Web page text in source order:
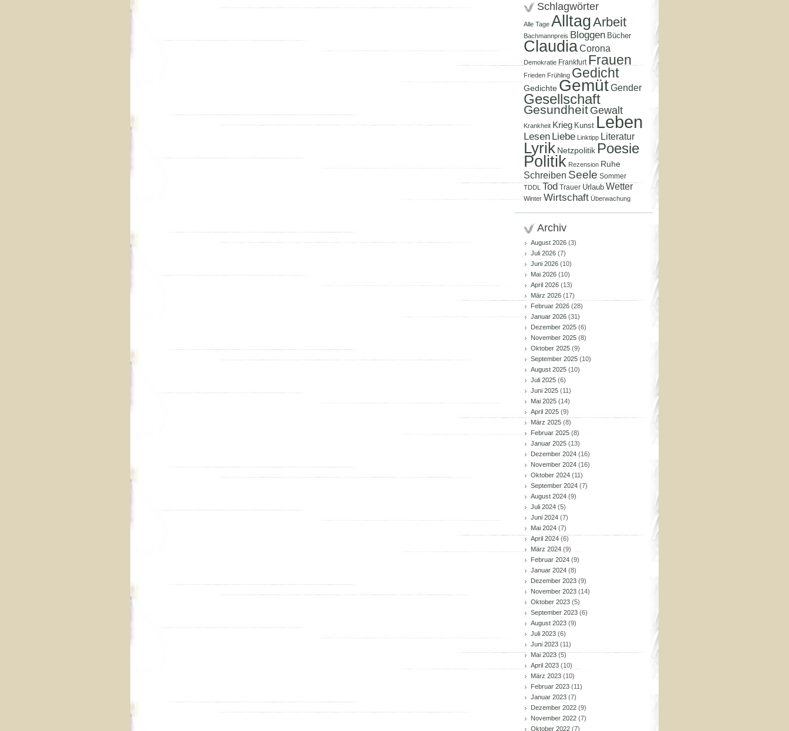
Schlagwörter
Alle Tage AlltagArbeit
Bachmannpreis Bloggen Bücher
ClaudiaCorona
Demokratie Frankfurt Frauen
Frieden Frühling Gedicht
Gedichte GemütGender
Gesellschaft
Gesundheit Gewalt
Krankheit Krieg Kunst Leben
Lesen Liebe Linktipp Literatur
Lyrik Netzpolitik Poesie
Politik Rezension Ruhe
Schreiben Seele Sommer
TDDL Tod Trauer Urlaub Wetter
Winter Wirtschaft Überwachung
Archiv
August 2026 (3)
Juli 2026 (7)
Juni 2026 (10)
Mai 2026 (10)
April 2026 (13)
März 2026 (17)
Februar 2026 (28)
Januar 2026 (31)
Dezember 2025 (6)
November 2025 (8)
Oktober 2025 (9)
September 2025 (10)
August 2025 (10)
Juli 2025 (6)
Juni 2025 (11)
Mai 2025 (14)
April 2025 (9)
März 2025 (8)
Februar 2025 (8)
Januar 2025 (13)
Dezember 2024 (16)
November 2024 (16)
Oktober 2024 (11)
September 2024 (7)
August 2024 (9)
Juli 2024 (5)
Juni 2024 (7)
Mai 2024 (7)
April 2024 (6)
März 2024 (9)
Februar 2024 (9)
Januar 2024 (8)
Dezember 2023 (9)
November 2023 (14)
Oktober 2023 (5)
September 2023 (6)
August 2023 (9)
Juli 2023 (6)
Juni 2023 (11)
Mai 2023(5)
April 2023 (10)
März 2023 (10)
Februar 2023 (11)
Januar 2023 (7)
Dezember 2022 (9)
November 2022 (7)
Oktober 2022 (7)